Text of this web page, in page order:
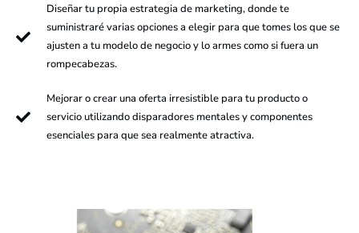
Diseñar tu propia estrategia de marketing, donde te
suministraré varias opciones a elegir para que tomes los que se
ajusten a tu modelo de negocio y lo armes como si fuera un
rompecabezas.
Mejorar o crear una oferta irresistible para tu producto o
servicio utilizando disparadores mentales y componentes
esenciales para que sea realmente atractiva.